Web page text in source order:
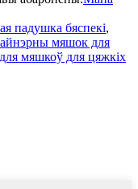
падушка бяспекі,
мяшок для
мяшкоў для цяжкіх